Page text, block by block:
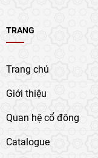
TRANG
Trang chủ
Giới thiệu
Quan hệ cổ đông
Catalogue